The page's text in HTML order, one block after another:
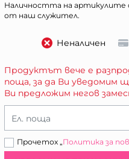
Наличността на артикулите
от наш служител.
Неналичен
Продуктът вече е
поща, за да Ви уведомим
Ви предложим негов
Ел. поща
Прочетох „Политика за